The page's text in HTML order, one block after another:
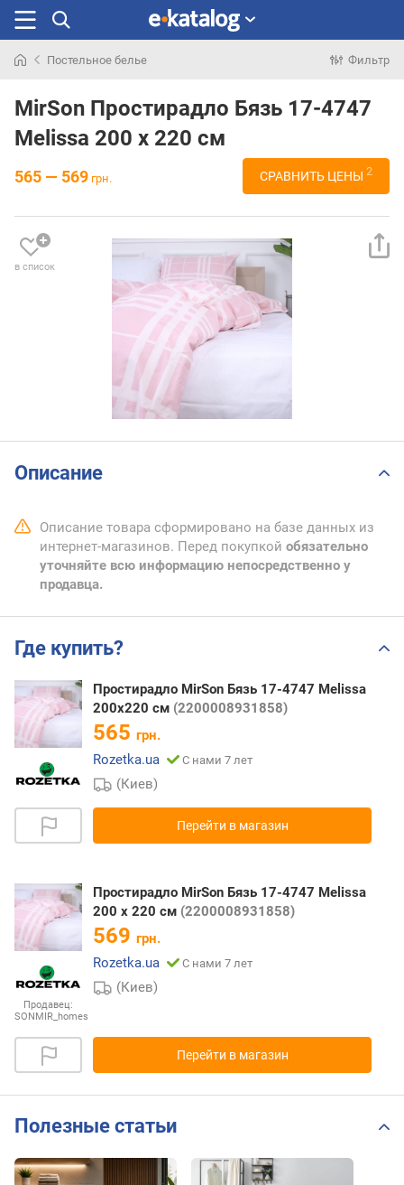
раньше
Постельное белье Фильтр
MirSon Простирадло Бязь 17-4747
Melissa 200 х 220 см
565 — 569 грн. СРАВНИТЬ ЦЕНЫ 2
в список
Описание
Описание товара сформировано на базе данных из
интернет-магазинов. Перед покупкой обязательно
уточняйте всю информацию непосредственно у
продавца.
Где купить?
Простирадло MirSon Бязь 17-4747 Melissa
200x220 см (2200008931858)
565 грн.
Rozetka.ua
С нами 7 лет
(Киев)
Перейти в магазин
Продавец:
SONMIR_homes
Простирадло MirSon Бязь 17-4747 Melissa
200 х 220 см (2200008931858)
569 грн.
Rozetka.ua
С нами 7 лет
(Киев)
Перейти в магазин
Полезные статьи